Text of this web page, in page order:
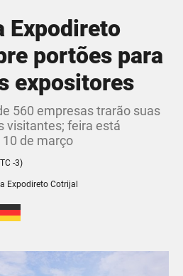
Expodireto
portões para
expositores
560 empresas trarão suas
visitantes; feira está
de março
-3)
Expodireto Cotrijal